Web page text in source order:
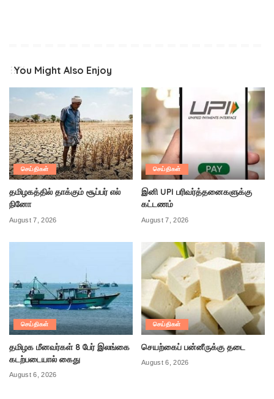
You Might Also Enjoy
செய்திகள்
தமிழகத்தில் தாக்கும் சூப்பர் எல்
நினோ
August 7, 2026
செய்திகள்
இனி UPI பரிவர்த்தனைகளுக்கு
கட்டணம்
August 7, 2026
செய்திகள்
தமிழக மீனவர்கள் 8 பேர் இலங்கை
கடற்படையால் கைது
August 6, 2026
செய்திகள்
செயற்கைப் பன்னீருக்கு தடை
August 6, 2026